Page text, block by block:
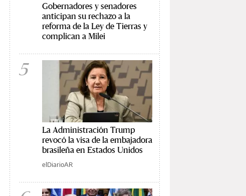
Gobernadores y senadores
anticipan su rechazo a la
reforma de la Ley de Tierras y
complican a Milei
5
La Administración Trump
revocó la visa de la embajadora
brasileña en Estados Unidos
elDiarioAR